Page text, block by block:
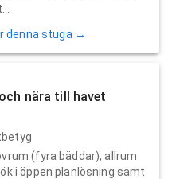
denna stuga →
nära till havet
(fyra bäddar), allrum
i öppen planlösning samt